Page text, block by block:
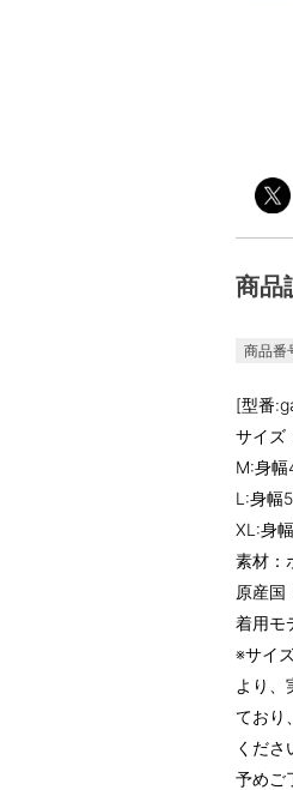
商品
商品番
[型番
サイズ
M:身
L:身幅
XL:身
素材：
原産国
着用モ
※サイ
より、
ており
くださ
予めご